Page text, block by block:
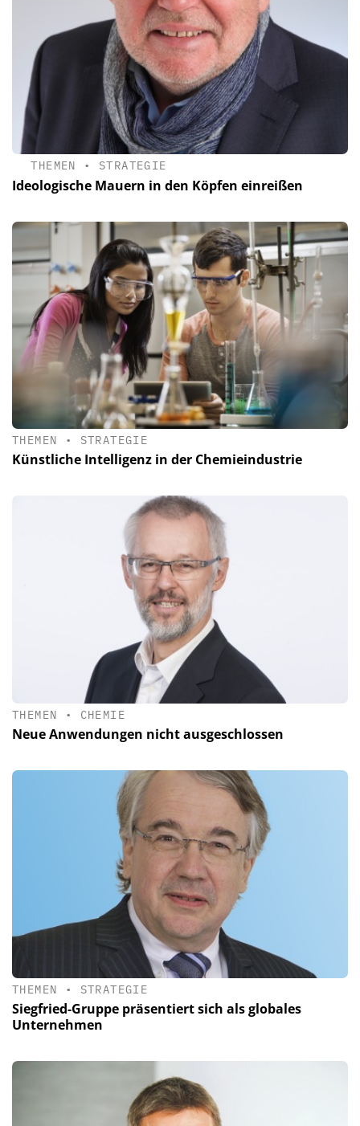
THEMEN • STRATEGIE
Ideologische Mauern in den Köpfen einreißen
THEMEN • STRATEGIE
Künstliche Intelligenz in der Chemieindustrie
THEMEN • CHEMIE
Neue Anwendungen nicht ausgeschlossen
THEMEN • STRATEGIE
Siegfried-Gruppe präsentiert sich als globales
Unternehmen